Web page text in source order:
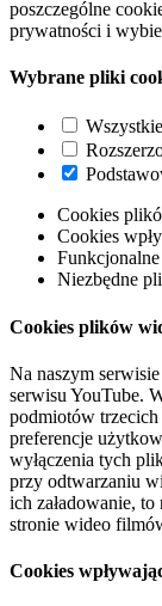
poszczególne
prywatności i
Wybrane pliki
Wszystkie
Cookies
Cookies
Niezbędne
Cookies plików
Na naszym
serwisu YouTube.
podmiotów trzecich
preferencje
wyłączenia tych
przy odtwarzaniu
ich załadowanie,
stronie wideo
Cookies